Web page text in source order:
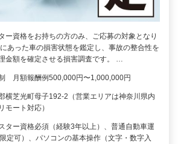
ー資格をお持ちの方のみ、ご応募の対象となり
あった車の損害状態を鑑定し、事故の整合性を
金額を確定させる損害調査です。 …
月額報酬例500,000円〜1,000,000円
横芝光町母子192-2（営業エリアは神奈川県内
ート対応）
ター資格必須（経験3年以上）、普通自動車運
定可）、パソコンの基本操作（文字・数字入